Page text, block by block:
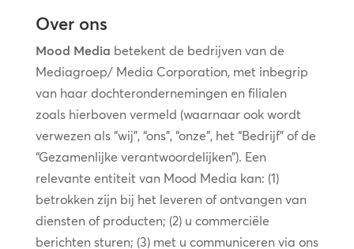
Over ons
Mood Media betekent de bedrijven van de
Mediagroep/ Media Corporation, met inbegrip
van haar dochterondernemingen en filialen
zoals hierboven vermeld (waarnaar ook wordt
verwezen als “wij”, “ons”, “onze”, het “Bedrijf” of de
“Gezamenlijke verantwoordelijken”). Een
relevante entiteit van Mood Media kan: (1)
betrokken zijn bij het leveren of ontvangen van
diensten of producten; (2) u commerciële
berichten sturen; (3) met u communiceren via ons